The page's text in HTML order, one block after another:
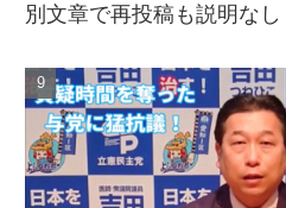
別文章で再投稿も説明なし